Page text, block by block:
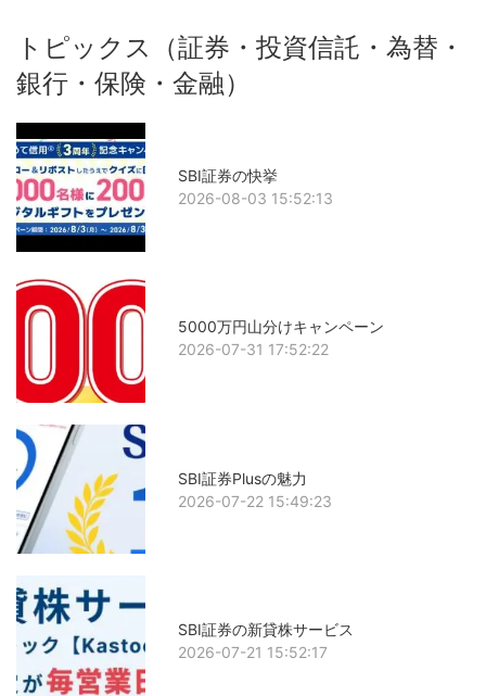
トピックス（証券・投資信託・為替・
銀行・保険・金融）
SBI証券の快挙
2026-08-03 15:52:13
5000万円山分けキャンペーン
2026-07-31 17:52:22
SBI証券Plusの魅力
2026-07-22 15:49:23
SBI証券の新貸株サービス
2026-07-21 15:52:17